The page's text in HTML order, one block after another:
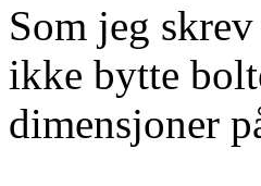
Som jeg
ikke bytte
dimensjoner